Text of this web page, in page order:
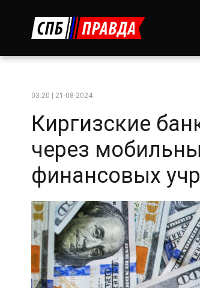
03:20 | 21-08-2024
Киргизские
через
финансовых